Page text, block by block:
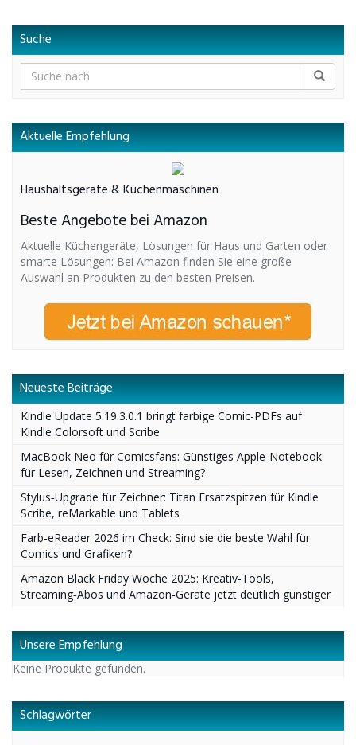
Suche
Aktuelle Empfehlung
Haushaltsgeräte & Küchenmaschinen
Beste Angebote bei Amazon
Aktuelle Küchengeräte, Lösungen für Haus und Garten oder
smarte Lösungen: Bei Amazon finden Sie eine große
Auswahl an Produkten zu den besten Preisen.
Neueste Beiträge
Kindle Update 5.19.3.0.1 bringt farbige Comic-PDFs auf
Kindle Colorsoft und Scribe
MacBook Neo für Comicsfans: Günstiges Apple-Notebook
für Lesen, Zeichnen und Streaming?
Stylus‑Upgrade für Zeichner: Titan Ersatzspitzen für Kindle
Scribe, reMarkable und Tablets
Farb‑eReader 2026 im Check: Sind sie die beste Wahl für
Comics und Grafiken?
Amazon Black Friday Woche 2025: Kreativ-Tools,
Streaming‑Abos und Amazon‑Geräte jetzt deutlich günstiger
Unsere Empfehlung
Keine Produkte gefunden.
Schlagwörter